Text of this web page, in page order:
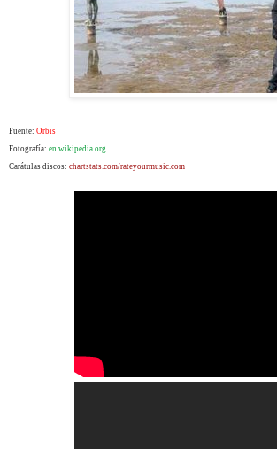
Fuente: Orbis
Fotografía: en.wikipedia.org
Carátulas discos: chartstats.com/rateyourmusic.com